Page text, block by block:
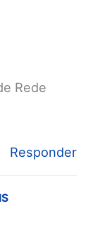
Rede
Responder